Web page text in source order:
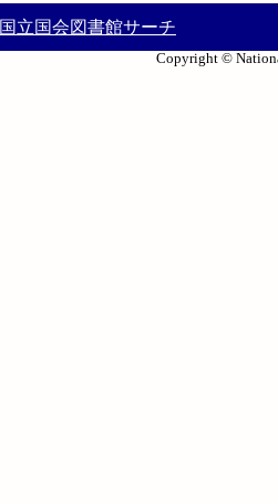
国立国会図書館サーチ
Copyright ©